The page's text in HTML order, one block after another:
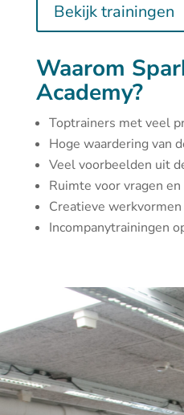
Bekijk trainingen
Waarom
Academy?
Toptrainers met veel
Hoge waardering van
Veel voorbeelden uit
Ruimte voor vragen
Creatieve werkvormen
Incompanytrainingen